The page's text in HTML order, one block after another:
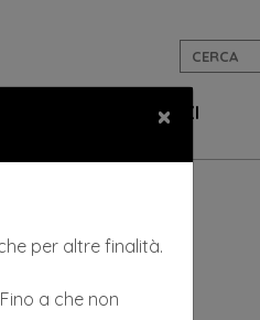
SERVIZI
×
per altre finalità.
a che non